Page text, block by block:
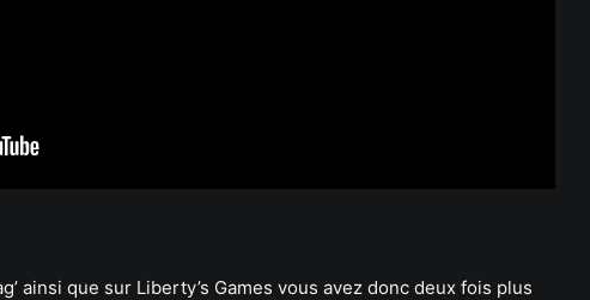
ainsi que sur Liberty’s Games vous avez donc deux fois plus